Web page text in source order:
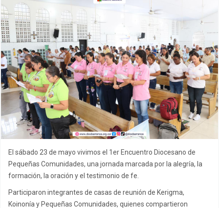
El sábado 23 de mayo vivimos el 1er Encuentro Diocesano de
Pequeñas Comunidades, una jornada marcada por la alegría, la
formación, la oración y el testimonio de fe.
Participaron integrantes de casas de reunión de Kerigma,
Koinonía y Pequeñas Comunidades, quienes compartieron